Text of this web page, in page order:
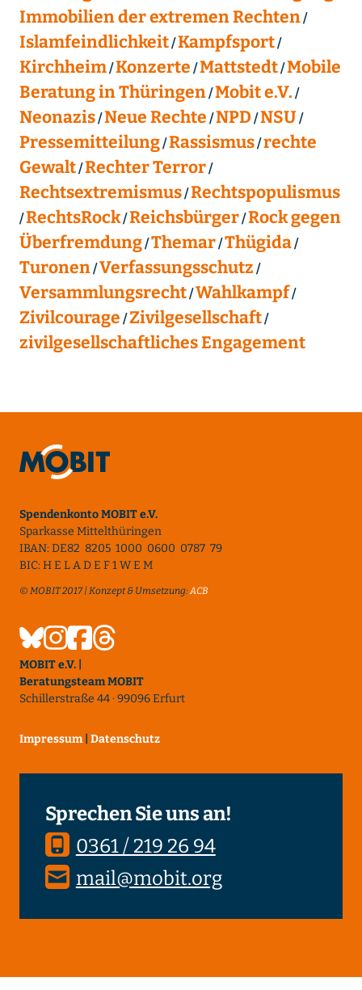
Immobilien der extremen Rechten
Islamfeindlichkeit Kampfsport
Kirchheim Konzerte Mattstedt Mobile
Beratung in Thüringen Mobit e.V.
Neonazis Neue Rechte NPD NSU
Pressemitteilung Rassismus rechte
Gewalt Rechter Terror
Rechtsextremismus Rechtspopulismus
RechtsRock Reichsbürger Rock gegen
Überfremdung Themar Thügida
Turonen Verfassungsschutz
Versammlungsrecht Wahlkampf
Zivilcourage Zivilgesellschaft
zivilgesellschaftliches Engagement
Spendenkonto MOBIT e.V.
Sparkasse Mittelthüringen
IBAN: DE82 8205 1000 0600 0787 79
BIC: H E L A D E F 1 W E M
© MOBIT 2017 | Konzept & Umsetzung:ACB
MOBIT e.V. |
Beratungsteam MOBIT
Schillerstraße 44 · 99096 Erfurt
Impressum Datenschutz
Sprechen Sie uns an!
0361 / 219 26 94
mail@mobit.org